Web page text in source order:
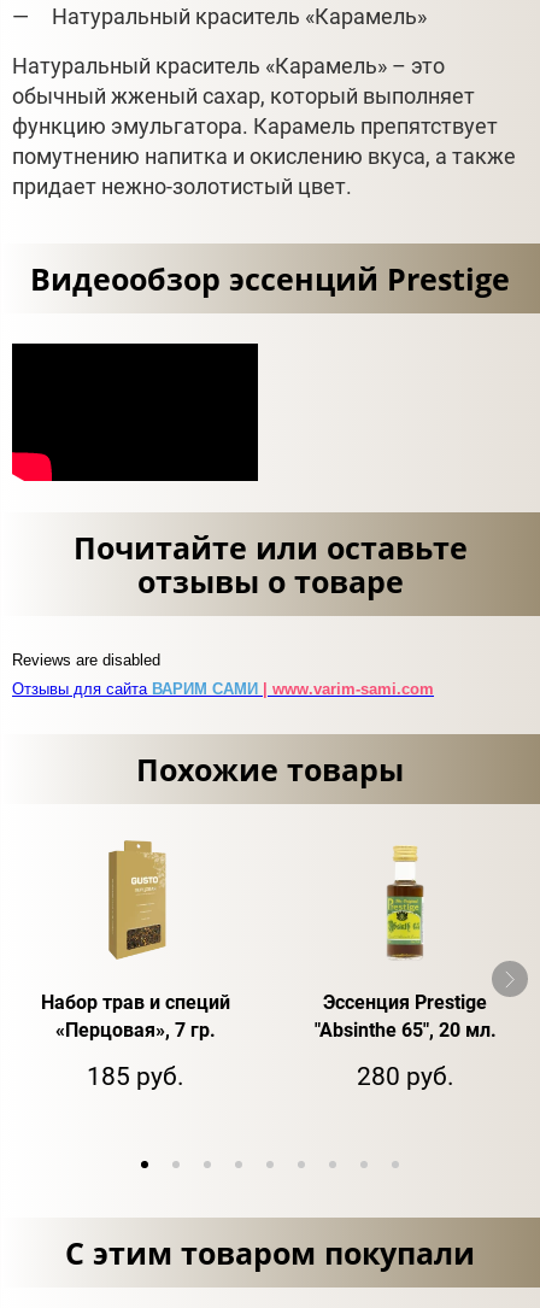
Натуральный краситель «Карамель»
Натуральный краситель «Карамель» – это
обычный жженый сахар, который выполняет
функцию эмульгатора. Карамель препятствует
помутнению напитка и окислению вкуса, а также
придает нежно-золотистый цвет.
Видеообзор эссенций Prestige
Почитайте или оставьте
отзывы о товаре
Reviews are disabled
Отзывы для сайта ВАРИМ САМИ | www.varim-sami.com
Похожие товары
Набор трав и специй
«Перцовая», 7 гр.
185 руб.
Эссенция Prestige
"Absinthe 65", 20 мл.
280 руб.
С этим товаром покупали